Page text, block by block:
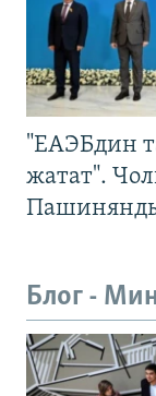
"ЕАЭБдин
жатат".
Блог -